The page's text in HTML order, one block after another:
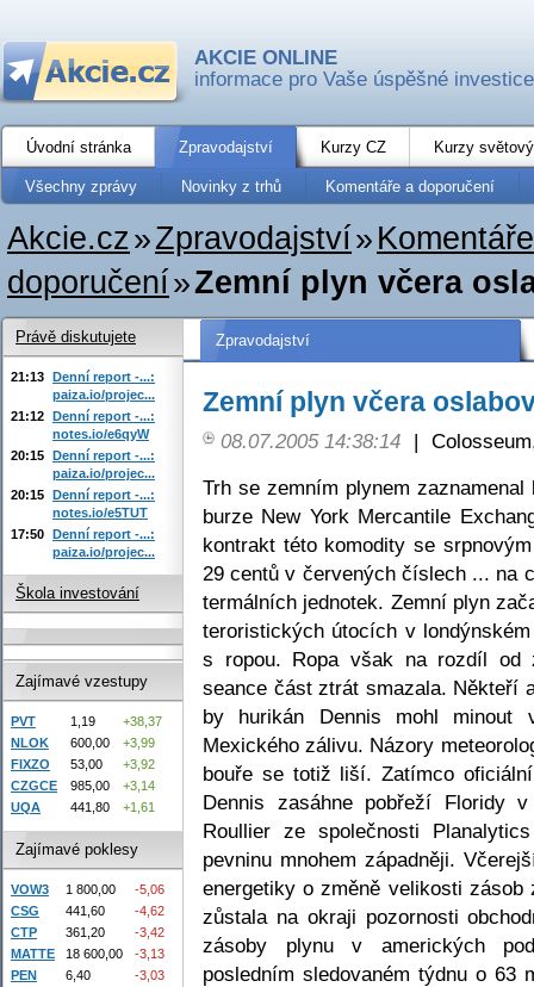
AKCIE ONLINE
informace pro Vaše úspěšné investice
Úvodní stránka Zpravodajství Kurzy CZ Kurzy
Všechny zprávy Novinky z trhů Komentáře a doporučení
Akcie.cz»Zpravodajství»
doporučení»Zemní plyn včera
Zpravodajství
Zemní plyn včera
08.07.2005 14:38:14 |
Trh se zemním plynem
burze New York Mercantile
kontrakt této komodity se
29 centů v červených číslech ... na
termálních jednotek. Zemní plyn
teroristických útocích v
s ropou. Ropa však na rozdíl od
seance část ztrát smazala. Někteří
by hurikán Dennis mohl minout
Mexického zálivu. Názory
bouře se totiž liší. Zatímco
Dennis zasáhne pobřeží Floridy
Roullier ze společnosti
pevninu mnohem západněji.
energetiky o změně velikosti
zůstala na okraji pozornosti
zásoby plynu v amerických
posledním sledovaném týdnu o
Právě diskutujete
21:13 Denní report -...:
paiza.io/projec...
21:12 Denní report -...:
notes.io/e6qyW
20:15 Denní report -...:
paiza.io/projec...
20:15 Denní report -...:
notes.io/e5TUT
17:50 Denní report -...:
paiza.io/projec...
Škola investování
Zajímavé vzestupy
PVT 1,19
+38,37
NLOK
600,00
+3,99
FIXZO
53,00
+3,92
CZGCE
985,00
+3,14
UQA
441,80 +1,61
Zajímavé poklesy
VOW3 1 800,00
-5,06
CSG
441,60
-4,62
CTP
361,20
-3,42
MATTE
18 600,00
-3,13
PEN
6,40 -3,03